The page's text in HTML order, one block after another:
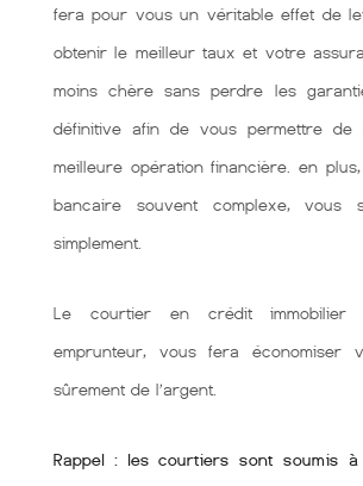
fera pour vous un véritable effet de
obtenir le meilleur taux et votre
moins chère sans perdre les
définitive afin de vous permettre de
meilleure opération financière. en
bancaire souvent complexe, vous
simplement.
Le courtier en crédit immobilier
emprunteur, vous fera économiser
sûrement de l’argent.
Rappel : les courtiers sont soumis à